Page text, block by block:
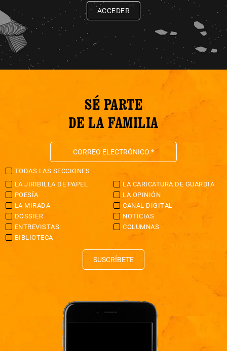
ACCEDER
SÉ PARTE
DE LA FAMILIA
TODAS LAS SECCIONES
LA JIRIBILLA DE PAPEL
LA CARICATURA DE GUARDIA
POESÍA
LA OPINIÓN
LA MIRADA
CANAL DIGITAL
DOSSIER
NOTICIAS
ENTREVISTAS
COLUMNAS
BIBLIOTECA
SUSCRÍBETE